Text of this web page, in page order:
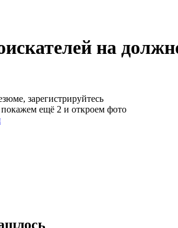
на
зарегистрируйтесь
ещё 2 и откроем фото